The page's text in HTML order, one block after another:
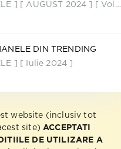
[ COLAJ HITURI MANELE ] [ AUGUST 2024 ] [ Vol. 2 ]
DIN TRENDING
] [ Iulie 2024 ]
website (inclusiv tot
site) ACCEPTATI
DE UTILIZARE A